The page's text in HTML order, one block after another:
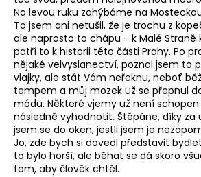
Na levou ruku zahýbáme na
To jsem ani netušil, že je trochu z
ale naprosto to chápu - k Malé Straně
patří to k historii této části Prahy. Po
nějaké velvyslanectví, poznal jsem to
vlajky, ale stát Vám neřeknu, neboť
tempem a můj mozek už se přepnul
módu. Některé vjemy už není
následně vyhodnotit. Štěpáne, díky za
jsem se do oken, jestli jsem je
Jo, zde bych si dovedl představit
to bylo horší, ale běhat se dá skoro
tom, aby člověk chtěl.